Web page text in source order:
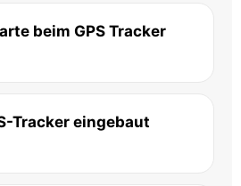
beim GPS Tracker
Tracker eingebaut